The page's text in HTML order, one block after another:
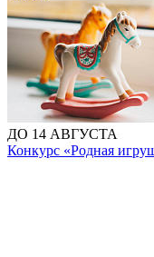
ДО 14 АВГУСТА
Конкурс «Родная